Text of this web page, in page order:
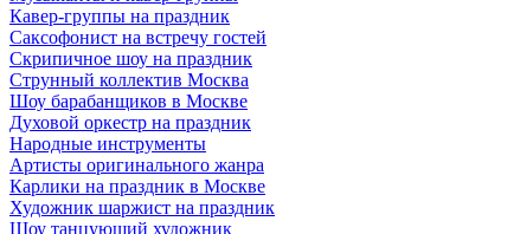
Кавер-группы на праздник
Саксофонист на встречу гостей
Скрипичное шоу на праздник
Струнный коллектив Москва
Шоу барабанщиков в Москве
Духовой оркестр на праздник
Народные инструменты
Артисты оригинального жанра
Карлики на праздник в Москве
Художник шаржист на праздник
Шоу танцующий художник